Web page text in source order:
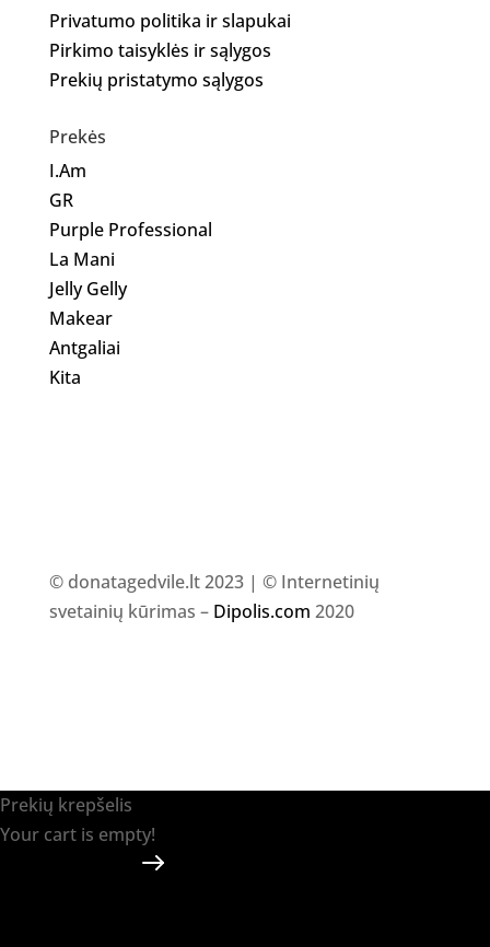
Privatumo politika ir slapukai
Pirkimo taisyklės ir sąlygos
Prekių pristatymo sąlygos
Prekės
I.Am
GR
Purple Professional
La Mani
Jelly Gelly
Makear
Antgaliai
Kita
© donatagedvile.lt 2023 | © Internetinių
svetainių kūrimas – Dipolis.com 2020
Prekių krepšelis
Your cart is empty!